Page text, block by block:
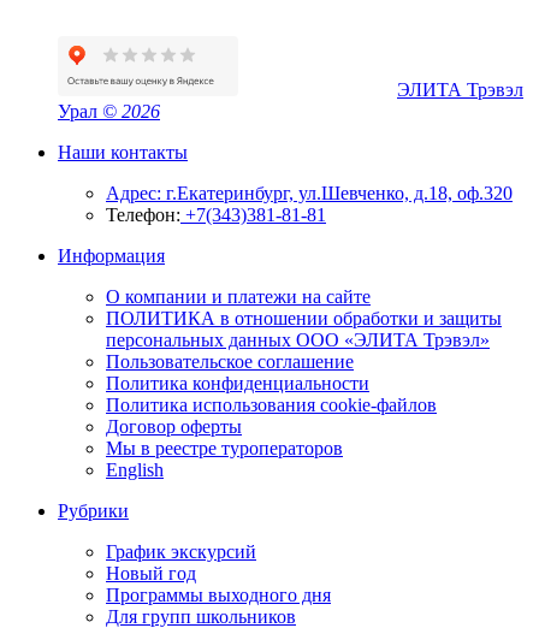
ЭЛИТА Трэвэл
Урал © 2026
Наши контакты
Адрес: г.Екатеринбург, ул.Шевченко, д.18, оф.320
Телефон: +7(343)381-81-81
Информация
О компании и платежи на сайте
ПОЛИТИКА в отношении обработки и защиты
персональных данных ООО «ЭЛИТА Трэвэл»
Пользовательское соглашение
Политика конфиденциальности
Политика использования cookie-файлов
Договор оферты
Мы в реестре туроператоров
English
Рубрики
График экскурсий
Новый год
Программы выходного дня
Для групп школьников